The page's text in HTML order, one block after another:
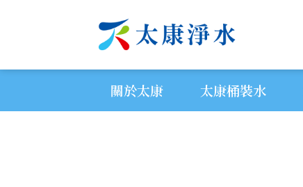
關於太康 太康桶裝水